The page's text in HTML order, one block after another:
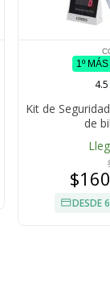
1º
4.5
Kit de
de
DESDE